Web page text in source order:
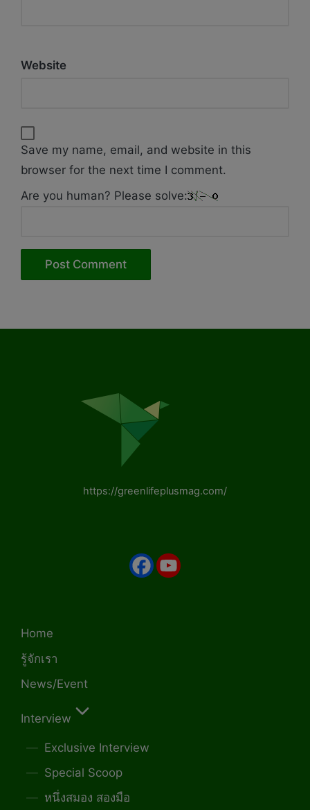
Website
Save my name, email, and website in this
browser for the next time I comment.
Are you human? Please solve:
https://greenlifeplusmag.com/
Home
รู้จักเรา
News/Event
Interview
Exclusive Interview
Special Scoop
หนึ่งสมอง สองมือ